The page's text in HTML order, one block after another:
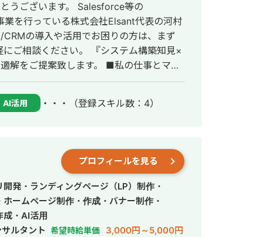
うございます。 Salesforce等の
業を行っている株式会社Elsant代表の河村
ご相談ください。 『システム構築知見×
致します。 ■私の仕事とマッ
ているが、使いこなせるか不安 ・
プロジェクトの旗振りが出来る人材がい
ス基盤として活用しきれていない ■私
用聞きに周り、SFA/CRM運用が定着しな
たりにしてきたからこそ、シビアな話に
します。 ③SFA/CRM導入提
入〜最終的に使いこなせるようになるま
長職に就任し述べ1,000社以上へCRMの
AI活用 ・・・ （登録スキル数：4）
プロフィールを見る
発・ランディングページ（LP）制作・
ームページ制作・作成・バナー制作・
成・AI活用
ルタント 希望時給単価 3,000円～5,000円